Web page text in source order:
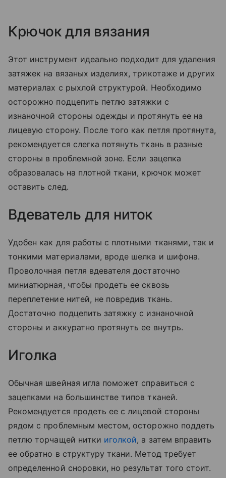
Крючок для вязания
Этот инструмент идеально подходит для удаления
затяжек на вязаных изделиях, трикотаже и других
материалах с рыхлой структурой. Необходимо
осторожно подцепить петлю затяжки с
изнаночной стороны одежды и протянуть ее на
лицевую сторону. После того как петля протянута,
рекомендуется слегка потянуть ткань в разные
стороны в проблемной зоне. Если зацепка
образовалась на плотной ткани, крючок может
оставить след.
Вдеватель для ниток
Удобен как для работы с плотными тканями, так и
тонкими материалами, вроде шелка и шифона.
Проволочная петля вдевателя достаточно
миниатюрная, чтобы продеть ее сквозь
переплетение нитей, не повредив ткань.
Достаточно подцепить затяжку с изнаночной
стороны и аккуратно протянуть ее внутрь.
Иголка
Обычная швейная игла поможет справиться с
зацепками на большинстве типов тканей.
Рекомендуется продеть ее с лицевой стороны
рядом с проблемным местом, осторожно поддеть
петлю торчащей нитки иголкой, а затем вправить
ее обратно в структуру ткани. Метод требует
определенной сноровки, но результат того стоит.